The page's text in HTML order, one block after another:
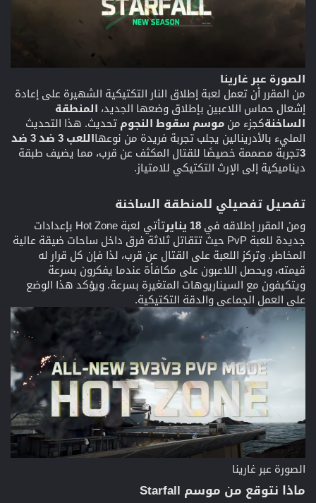
الصورة عبر غارينا
من المقرر أن تعمل لعبة إطلاق النار التكتيكية الشهيرة على إعادة
إشعال حماس اللاعبين بإطلاق وضعها الجديد، المنطقة
الساخنةكجزء من موسم سقوط النجوم تحديث. هذا التحديث
المليء بالأدرينالين يجلب تجربة فريدة من نوعها
اللعب 3 ضد 3 ضد
3تجربة مصممة خصيصًا للقتال المكثف عن قرب، مما يضيف طبقة
ديناميكية إلى الإرث التكتيكي للامتياز.
تفصيل تفصيلي للمنطقة الساخنة
ومن المقرر إطلاقه في 18 يناير
تأتي لعبة Hot Zone بإعدادات
جديدة للعبة PvP حيث تتقاتل ثلاثة فرق داخل ساحات ضيقة عالية
المخاطر. وتركز اللعبة على القتال عن قرب، لذا فإن كل قرار له
قيمته، ويحصل اللاعبون على مكافأة عندما يفكرون بسرعة
ويتكيفون مع السيناريوهات المتغيرة بسرعة. ويؤكد هذا الوضع
على العمل الجماعي والدقة التكتيكية.
الصورة عبر غارينا
ماذا نتوقع من موسم Starfall